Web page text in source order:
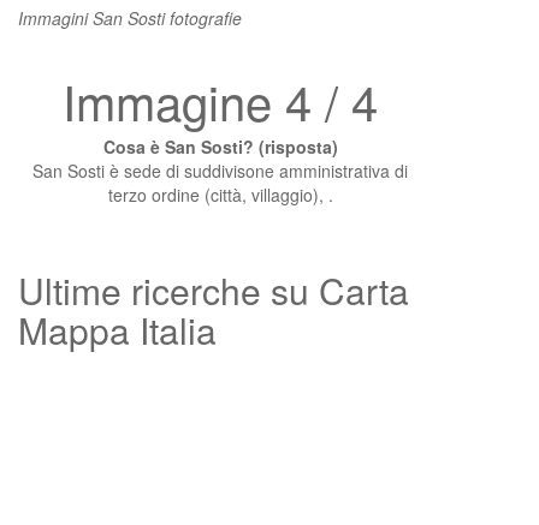
Immagini San Sosti fotografie
Immagine 4 / 4
Cosa è San Sosti? (risposta)
San Sosti è sede di suddivisone amministrativa di
terzo ordine (città, villaggio), .
Ultime ricerche su Carta
Mappa Italia